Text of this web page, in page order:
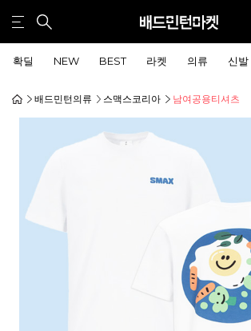
확딜 NEW BEST 라켓 의류 신발
배드민턴의류 스맥스코리아 남여공용티셔츠